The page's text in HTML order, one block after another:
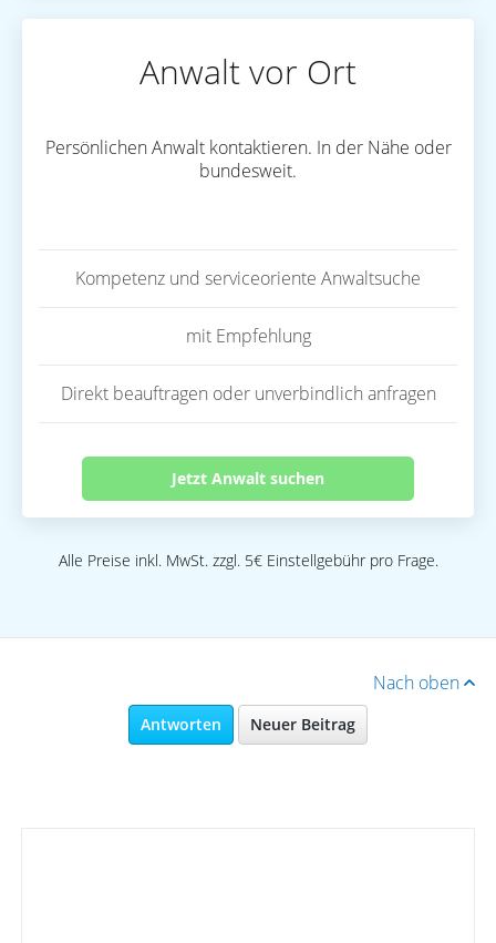
Anwalt vor Ort
Persönlichen Anwalt kontaktieren. In der Nähe oder
bundesweit.
Kompetenz und serviceoriente Anwaltsuche
mit Empfehlung
Direkt beauftragen oder unverbindlich anfragen
Jetzt Anwalt suchen
Alle Preise inkl. MwSt. zzgl. 5€ Einstellgebühr pro Frage.
Nach oben
Antworten Neuer Beitrag